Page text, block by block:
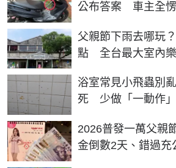
公布答案 車主全
父親節下雨去哪玩
點 全台最大室內
浴室常見小飛蟲別
死 少做「一動作
2026普發一萬父親
金倒數2天、錯過